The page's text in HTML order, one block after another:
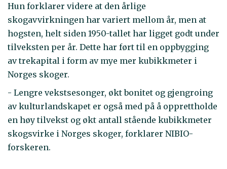
Hun forklarer videre at den årlige
skogavvirkningen har variert mellom år, men at
hogsten, helt siden 1950-tallet har ligget godt under
tilveksten per år. Dette har ført til en oppbygging
av trekapital i form av mye mer kubikkmeter i
Norges skoger.
- Lengre vekstsesonger, økt bonitet og gjengroing
av kulturlandskapet er også med på å opprettholde
en høy tilvekst og økt antall stående kubikkmeter
skogsvirke i Norges skoger, forklarer NIBIO-
forskeren.